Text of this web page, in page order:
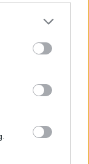
more Google
may click to
party tags to
below Google